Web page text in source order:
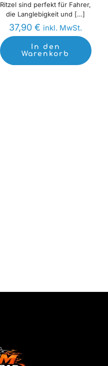
Ritzel sind perfekt für Fahrer,
die Langlebigkeit und […]
37,90€ inkl. MwSt.
In den
Warenkorb